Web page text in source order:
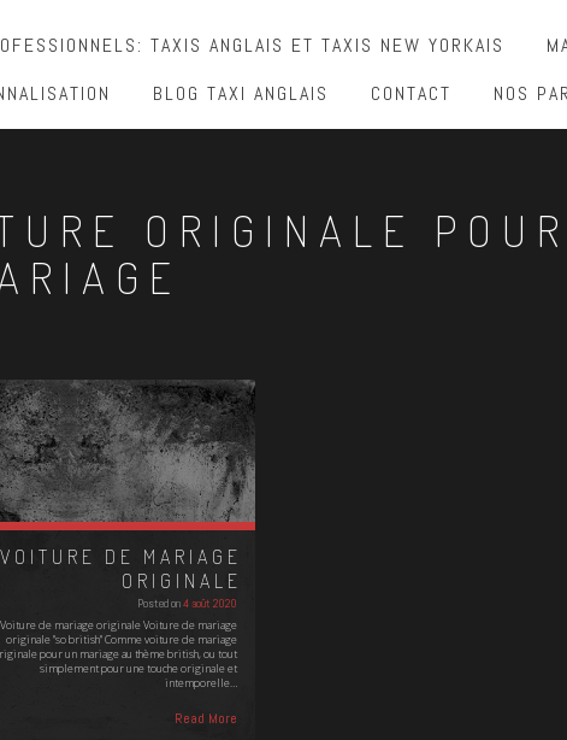
TAXIS ANGLAIS ET TAXIS NEW YORKAIS
BLOG TAXI ANGLAIS CONTACT NOS
ORIGINALE POUR
VOITURE DE MARIAGE
ORIGINALE
Posted on4 août 2020
Voiture de mariage originale Voiture de mariage
originale "so british" Comme voiture de mariage
pour un mariage au thème british, ou tout
simplement pour une touche originale et
intemporelle…
Read More